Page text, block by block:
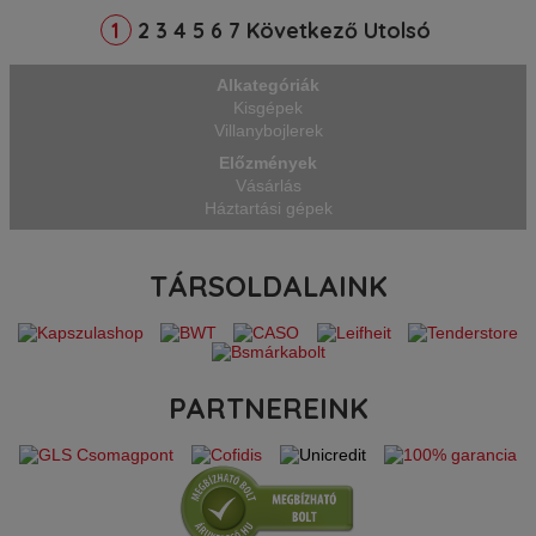
1 2 3 4 5 6 7 Következő Utolsó
Alkategóriák
Kisgépek
Villanybojlerek
Előzmények
Vásárlás
Háztartási gépek
TÁRSOLDALAINK
PARTNEREINK